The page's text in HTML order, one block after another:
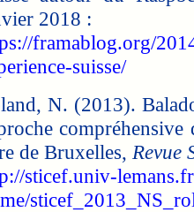
2018 :
framablog.org/
suisse/
N. (2013).
compréhensive
de Bruxelles, Revue
sticef.univ-